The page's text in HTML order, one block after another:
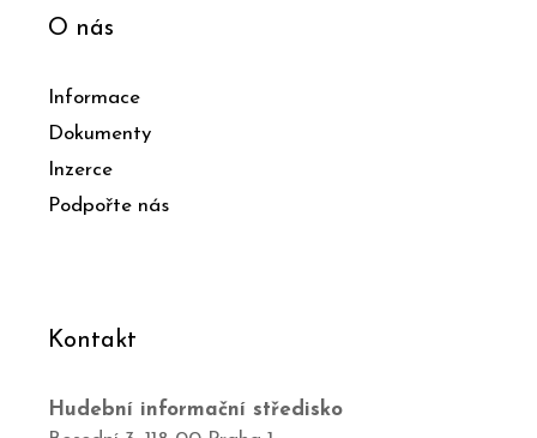
O nás
Informace
Dokumenty
Inzerce
Podpořte nás
Kontakt
Hudební informační středisko